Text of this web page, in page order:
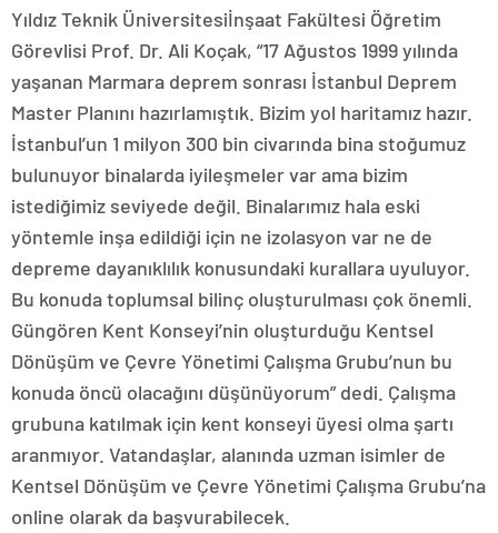
Yıldız Teknik Üniversitesiİnşaat Fakültesi Öğretim
Görevlisi Prof. Dr. Ali Koçak, “17 Ağustos 1999 yılında
yaşanan Marmara deprem sonrası İstanbul Deprem
Master Planını hazırlamıştık. Bizim yol haritamız hazır.
İstanbul’un 1 milyon 300 bin civarında bina stoğumuz
bulunuyor binalarda iyileşmeler var ama bizim
istediğimiz seviyede değil. Binalarımız hala eski
yöntemle inşa edildiği için ne izolasyon var ne de
depreme dayanıklılık konusundaki kurallara uyuluyor.
Bu konuda toplumsal bilinç oluşturulması çok önemli.
Güngören Kent Konseyi’nin oluşturduğu Kentsel
Dönüşüm ve Çevre Yönetimi Çalışma Grubu’nun bu
konuda öncü olacağını düşünüyorum” dedi. Çalışma
grubuna katılmak için kent konseyi üyesi olma şartı
aranmıyor. Vatandaşlar, alanında uzman isimler de
Kentsel Dönüşüm ve Çevre Yönetimi Çalışma Grubu’na
online olarak da başvurabilecek.